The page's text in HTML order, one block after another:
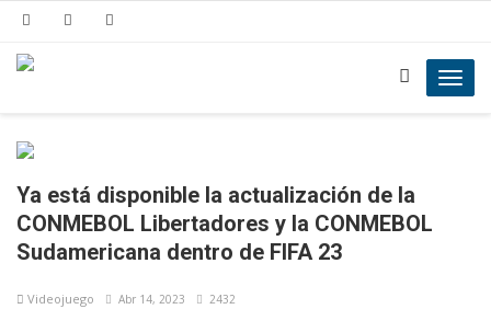
Ya está disponible la actualización de la
CONMEBOL Libertadores y la CONMEBOL
Sudamericana dentro de FIFA 23
Videojuego Abr 14, 2023 2432